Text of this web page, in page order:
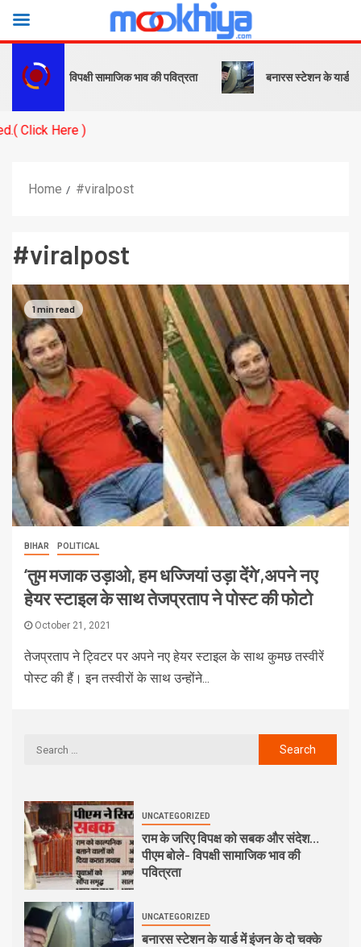
बोले- विपक्षी सामाजिक भाव की पवित्रता बनारस स्टेशन के यार्ड में
Here )
Home #viralpost
#viralpost
1 min read
BIHAR POLITICAL
‘तुम मजाक उड़ाओ, हम धज्जियां उड़ा देंगे’,अपने नए
हेयर स्टाइल के साथ तेजप्रताप ने पोस्ट की फोटो
October 21, 2021
तेजप्रताप ने ट्व‍िटर पर अपने नए हेयर स्‍टाइल के साथ कुमछ तस्‍वीरें
पोस्‍ट की हैं। इन तस्‍वीरों के साथ उन्‍होंने...
UNCATEGORIZED
राम के जरिए विपक्ष को सबक और संदेश…
पीएम बोले- विपक्षी सामाजिक भाव की
पवित्रता
UNCATEGORIZED
बनारस स्टेशन के यार्ड में इंजन के दो चक्के